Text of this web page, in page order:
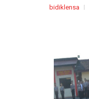
bidiklensa